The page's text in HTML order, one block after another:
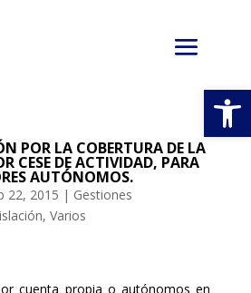
POR LA COBERTURA DE LA
CESE DE ACTIVIDAD, PARA
AUTÓNOMOS.
22, 2015 | Gestiones
, Varios
cuenta propia o autónomos en